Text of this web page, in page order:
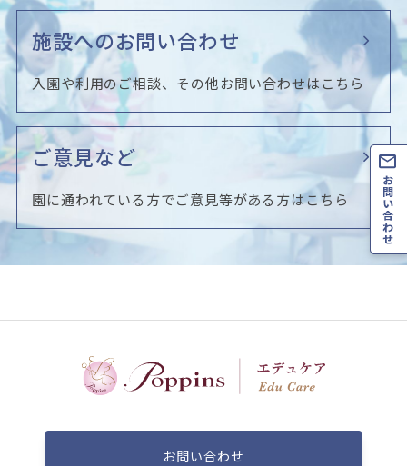
施設へのお問い合わせ
入園や利用のご相談、その他お問い合わせはこちら
ご意見など
園に通われている方でご意見等がある方はこちら
お問い合わせ